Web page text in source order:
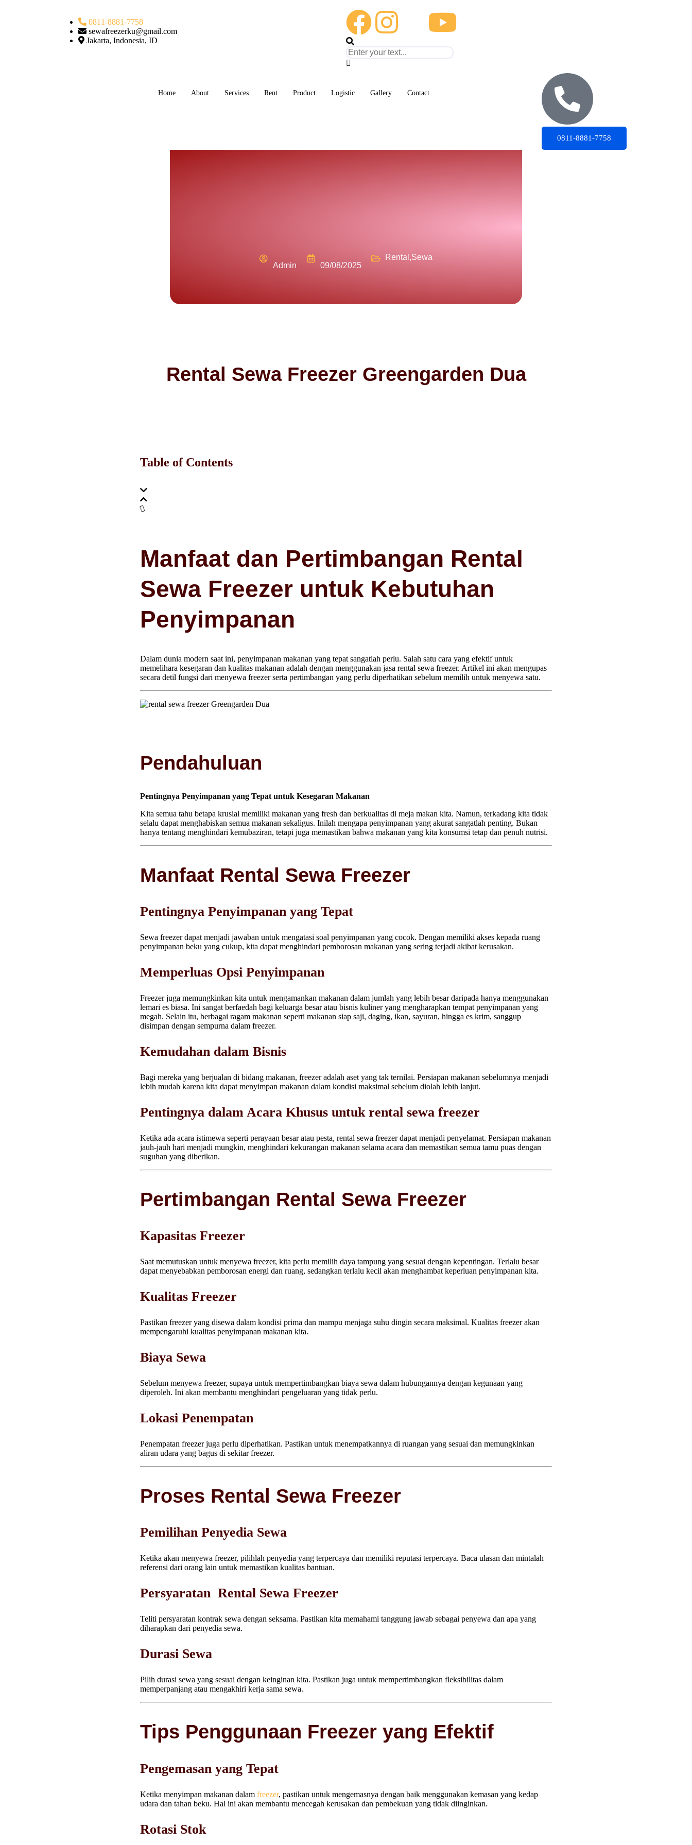
0811-8881-7758
sewafreezerku@gmail.com
Jakarta, Indonesia, ID
Home About Services Rent Product Logistic Gallery Contact
0811-8881-7758
Admin 09/08/2025
Rental ,Sewa
Rental Sewa Freezer Greengarden Dua
Table of Contents
Manfaat dan Pertimbangan Rental
Sewa Freezer untuk Kebutuhan
Penyimpanan
Dalam dunia modern saat ini, penyimpanan makanan yang tepat sangatlah perlu. Salah satu cara yang efektif untuk
memelihara kesegaran dan kualitas makanan adalah dengan menggunakan jasa rental sewa freezer. Artikel ini akan mengupas
secara detil fungsi dari menyewa freezer serta pertimbangan yang perlu diperhatikan sebelum memilih untuk menyewa satu.
Pendahuluan
Pentingnya Penyimpanan yang Tepat untuk Kesegaran Makanan
Kita semua tahu betapa krusial memiliki makanan yang fresh dan berkualitas di meja makan kita. Namun, terkadang kita tidak
selalu dapat menghabiskan semua makanan sekaligus. Inilah mengapa penyimpanan yang akurat sangatlah penting. Bukan
hanya tentang menghindari kemubaziran, tetapi juga memastikan bahwa makanan yang kita konsumsi tetap dan penuh nutrisi.
Manfaat Rental Sewa Freezer
Pentingnya Penyimpanan yang Tepat
Sewa freezer dapat menjadi jawaban untuk mengatasi soal penyimpanan yang cocok. Dengan memiliki akses kepada ruang
penyimpanan beku yang cukup, kita dapat menghindari pemborosan makanan yang sering terjadi akibat kerusakan.
Memperluas Opsi Penyimpanan
Freezer juga memungkinkan kita untuk mengamankan makanan dalam jumlah yang lebih besar daripada hanya menggunakan
lemari es biasa. Ini sangat berfaedah bagi keluarga besar atau bisnis kuliner yang mengharapkan tempat penyimpanan yang
megah. Selain itu, berbagai ragam makanan seperti makanan siap saji, daging, ikan, sayuran, hingga es krim, sanggup
disimpan dengan sempurna dalam freezer.
Kemudahan dalam Bisnis
Bagi mereka yang berjualan di bidang makanan, freezer adalah aset yang tak ternilai. Persiapan makanan sebelumnya menjadi
lebih mudah karena kita dapat menyimpan makanan dalam kondisi maksimal sebelum diolah lebih lanjut.
Pentingnya dalam Acara Khusus untuk rental sewa freezer
Ketika ada acara istimewa seperti perayaan besar atau pesta, rental sewa freezer dapat menjadi penyelamat. Persiapan makanan
jauh-jauh hari menjadi mungkin, menghindari kekurangan makanan selama acara dan memastikan semua tamu puas dengan
suguhan yang diberikan.
Pertimbangan Rental Sewa Freezer
Kapasitas Freezer
Saat memutuskan untuk menyewa freezer, kita perlu memilih daya tampung yang sesuai dengan kepentingan. Terlalu besar
dapat menyebabkan pemborosan energi dan ruang, sedangkan terlalu kecil akan menghambat keperluan penyimpanan kita.
Kualitas Freezer
Pastikan freezer yang disewa dalam kondisi prima dan mampu menjaga suhu dingin secara maksimal. Kualitas freezer akan
mempengaruhi kualitas penyimpanan makanan kita.
Biaya Sewa
Sebelum menyewa freezer, supaya untuk mempertimbangkan biaya sewa dalam hubungannya dengan kegunaan yang
diperoleh. Ini akan membantu menghindari pengeluaran yang tidak perlu.
Lokasi Penempatan
Penempatan freezer juga perlu diperhatikan. Pastikan untuk menempatkannya di ruangan yang sesuai dan memungkinkan
aliran udara yang bagus di sekitar freezer.
Proses Rental Sewa Freezer
Pemilihan Penyedia Sewa
Ketika akan menyewa freezer, pilihlah penyedia yang terpercaya dan memiliki reputasi terpercaya. Baca ulasan dan mintalah
referensi dari orang lain untuk memastikan kualitas bantuan.
Persyaratan Rental Sewa Freezer
Teliti persyaratan kontrak sewa dengan seksama. Pastikan kita memahami tanggung jawab sebagai penyewa dan apa yang
diharapkan dari penyedia sewa.
Durasi Sewa
Pilih durasi sewa yang sesuai dengan keinginan kita. Pastikan juga untuk mempertimbangkan fleksibilitas dalam
memperpanjang atau mengakhiri kerja sama sewa.
Tips Penggunaan Freezer yang Efektif
Pengemasan yang Tepat
Ketika menyimpan makanan dalam freezer, pastikan untuk mengemasnya dengan baik menggunakan kemasan yang kedap
udara dan tahan beku. Hal ini akan membantu mencegah kerusakan dan pembekuan yang tidak diinginkan.
Rotasi Stok